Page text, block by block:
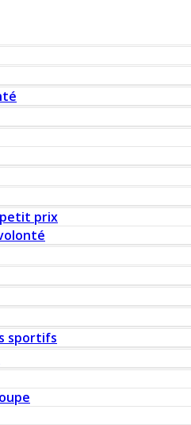
prix
sportifs